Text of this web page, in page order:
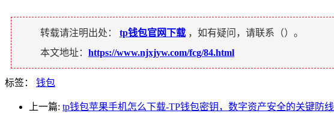
转载请注明出处： tp钱包官网下载 ，如有疑问，请联系（）。
本文地址： https://www.njxjyw.com/fcg/84.html
标签： 钱包
上一篇: tp钱包苹果手机怎么下载-TP钱包密钥，数字资产安全的关键防线